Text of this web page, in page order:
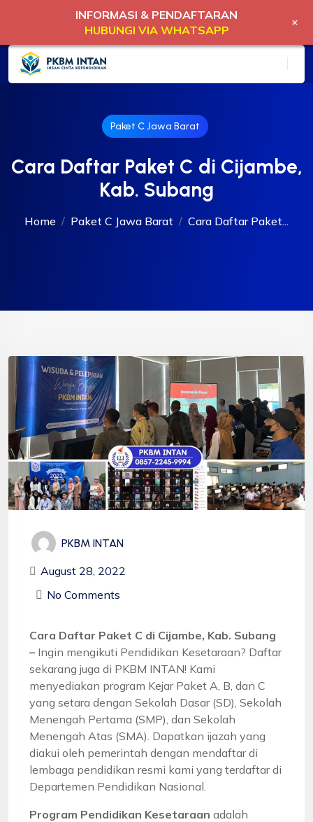
Paket C Jawa Barat
Cara Daftar Paket C di Cijambe,
Kab. Subang
Home Paket C Jawa Barat Cara Daftar Paket...
PKBM INTAN
August 28, 2022
No Comments
Cara Daftar Paket C di Cijambe, Kab. Subang
– Ingin mengikuti Pendidikan Kesetaraan? Daftar
sekarang juga di PKBM INTAN! Kami
menyediakan program Kejar Paket A, B, dan C
yang setara dengan Sekolah Dasar (SD), Sekolah
Menengah Pertama (SMP), dan Sekolah
Menengah Atas (SMA). Dapatkan ijazah yang
diakui oleh pemerintah dengan mendaftar di
lembaga pendidikan resmi kami yang terdaftar di
Departemen Pendidikan Nasional.
Program Pendidikan Kesetaraan adalah
INFORMASI & PENDAFTARAN
HUBUNGI VIA WHATSAPP
+